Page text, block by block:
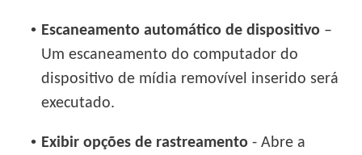
• Escaneamento automático de dispositivo –
Um escaneamento do computador do
dispositivo de mídia removível inserido será
executado.
• Exibir opções de rastreamento - Abre a